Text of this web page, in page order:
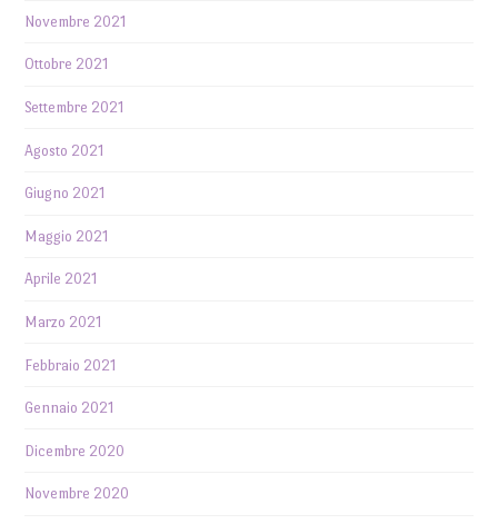
Novembre 2021
Ottobre 2021
Settembre 2021
Agosto 2021
Giugno 2021
Maggio 2021
Aprile 2021
Marzo 2021
Febbraio 2021
Gennaio 2021
Dicembre 2020
Novembre 2020